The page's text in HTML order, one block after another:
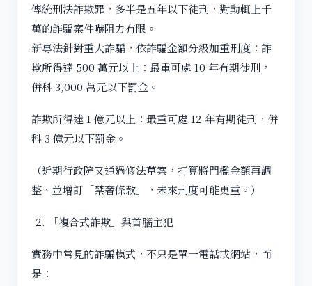
傳統刑法詐欺罪，多半是五年以下徒刑，對動輒上千
萬的詐騙案件嚇阻力有限。
新專法針對重大詐騙，依詐騙金額分級加重刑度：詐
欺所得達 500 萬元以上：最重可處 10 年有期徒刑，
併科 3,000 萬元以下罰金。
詐欺所得達 1 億元以上：最重可處 12 年有期徒刑，併
科 3 億元以下罰金。
（近期行政院又通過修法草案，打算將門檻金額再調
整、並增訂「禁奢條款」，未來刑度可能更重。）
「複合式詐欺」與首腦主犯
實務中常見的詐騙模式，不只是單一電話或網站，而
是：